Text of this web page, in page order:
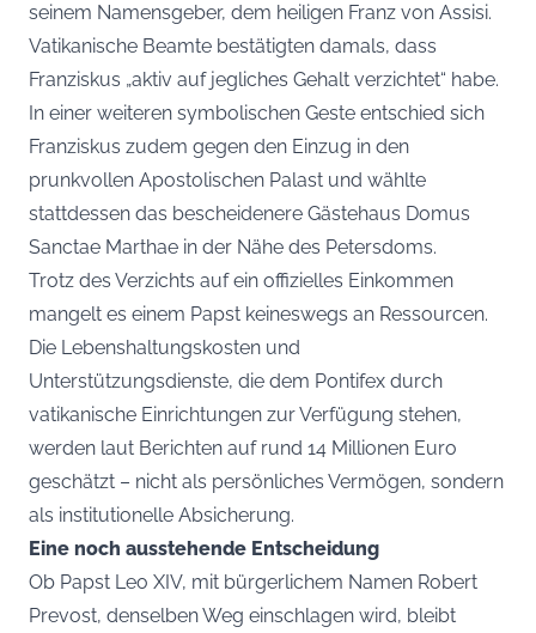
seinem Namensgeber, dem heiligen Franz von Assisi.
Vatikanische Beamte bestätigten damals, dass
Franziskus „aktiv auf jegliches Gehalt verzichtet“ habe.
In einer weiteren symbolischen Geste entschied sich
Franziskus zudem gegen den Einzug in den
prunkvollen Apostolischen Palast und wählte
stattdessen das bescheidenere Gästehaus Domus
Sanctae Marthae in der Nähe des Petersdoms.
Trotz des Verzichts auf ein offizielles Einkommen
mangelt es einem Papst keineswegs an Ressourcen.
Die Lebenshaltungskosten und
Unterstützungsdienste, die dem Pontifex durch
vatikanische Einrichtungen zur Verfügung stehen,
werden laut Berichten auf rund 14 Millionen Euro
geschätzt – nicht als persönliches Vermögen, sondern
als institutionelle Absicherung.
Eine noch ausstehende Entscheidung
Ob Papst Leo XIV, mit bürgerlichem Namen Robert
Prevost, denselben Weg einschlagen wird, bleibt